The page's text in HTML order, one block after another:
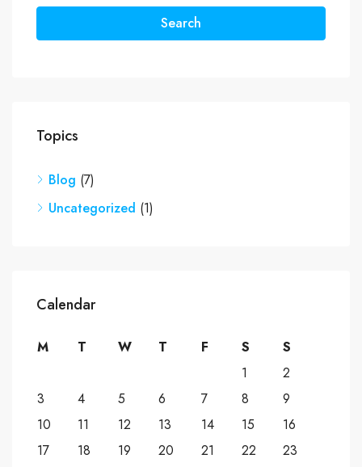
Search
Topics
Blog (7)
Uncategorized (1)
Calendar
M T W T F S
S
1
2
3
4 5 6 7 8
9
10
11 12 13 14 15
16
17
18 19 20 21 22 23